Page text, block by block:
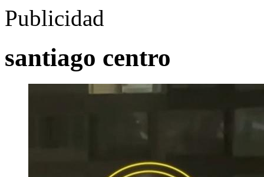
Publicidad
santiago centro